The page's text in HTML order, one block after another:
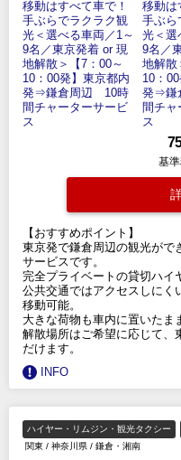
基準
【おすすめポイント】
東京発で鎌倉周辺の観光がで
サービスです。
完全プライベートの貸切ハイ
公共交通ではアクセスしにく
移動可能。
大きな荷物も車内に置いたま
解散場所はご希望に応じて、
だけます。
INFO
ハイヤー・リムジン・観光タクシー
関東 / 神奈川県 / 鎌倉・湘南